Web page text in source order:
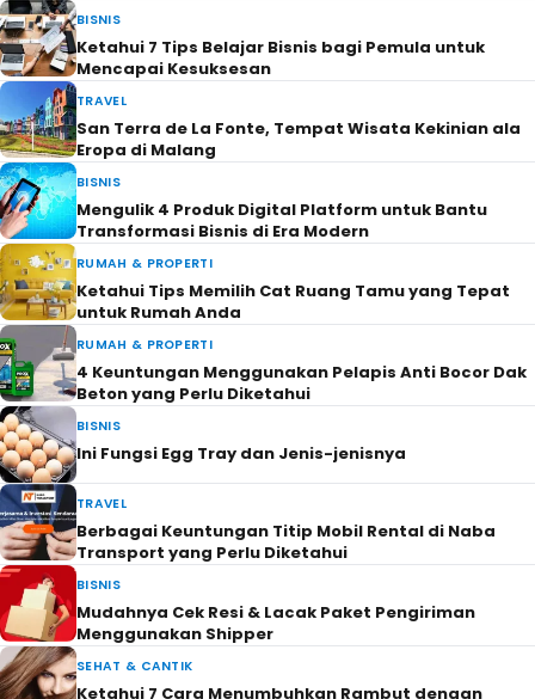
BISNIS
Ketahui 7 Tips Belajar Bisnis bagi Pemula untuk
Mencapai Kesuksesan
TRAVEL
San Terra de La Fonte, Tempat Wisata Kekinian ala
Eropa di Malang
BISNIS
Mengulik 4 Produk Digital Platform untuk Bantu
Transformasi Bisnis di Era Modern
RUMAH & PROPERTI
Ketahui Tips Memilih Cat Ruang Tamu yang Tepat
untuk Rumah Anda
RUMAH & PROPERTI
4 Keuntungan Menggunakan Pelapis Anti Bocor Dak
Beton yang Perlu Diketahui
BISNIS
Ini Fungsi Egg Tray dan Jenis-jenisnya
TRAVEL
Berbagai Keuntungan Titip Mobil Rental di Naba
Transport yang Perlu Diketahui
BISNIS
Mudahnya Cek Resi & Lacak Paket Pengiriman
Menggunakan Shipper
SEHAT & CANTIK
Ketahui 7 Cara Menumbuhkan Rambut dengan